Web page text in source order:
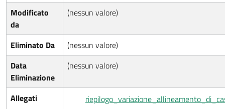
Modificato
da
(nessun valore)
Eliminato Da
(nessun valore)
Data
Eliminazione
(nessun valore)
Allegati